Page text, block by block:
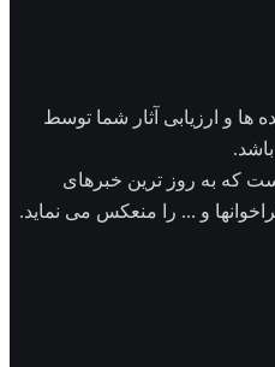
ها و ارزیابی آثار شما توسط
که به روز ترین خبرهای
و ... را منعکس می نماید.